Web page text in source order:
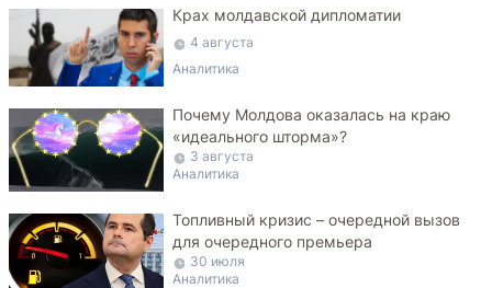
Крах молдавской дипломатии
4 августа
Аналитика
Почему Молдова оказалась на краю
«идеального шторма»?
3 августа
Аналитика
Топливный кризис – очередной вызов
для очередного премьера
30 июля
Аналитика